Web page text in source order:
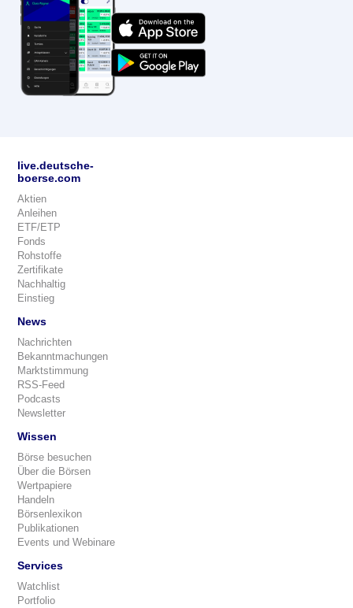
live.deutsche-
boerse.com
Aktien
Anleihen
ETF/ETP
Fonds
Rohstoffe
Zertifikate
Nachhaltig
Einstieg
News
Nachrichten
Bekanntmachungen
Marktstimmung
RSS-Feed
Podcasts
Newsletter
Wissen
Börse besuchen
Über die Börsen
Wertpapiere
Handeln
Börsenlexikon
Publikationen
Events und Webinare
Services
Watchlist
Portfolio